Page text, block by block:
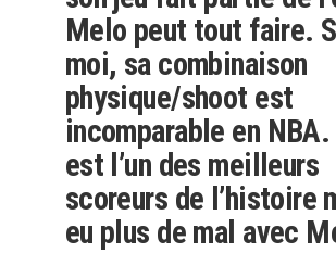
Melo peut tout faire.
moi, sa combinaison
physique/shoot est
incomparable en
est l’un des meilleurs
scoreurs de l’histoire
eu plus de mal avec